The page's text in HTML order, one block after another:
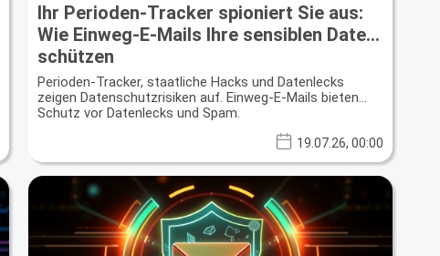
Ihr Perioden-Tracker spioniert Sie aus:
Wie Einweg-E-Mails Ihre sensiblen Daten
schützen
Perioden-Tracker, staatliche Hacks und Datenlecks
zeigen Datenschutzrisiken auf. Einweg-E-Mails bieten
Schutz vor Datenlecks und Spam.
19.07.26, 00:00